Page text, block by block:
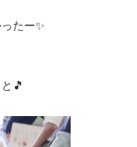
たー✨
🎵